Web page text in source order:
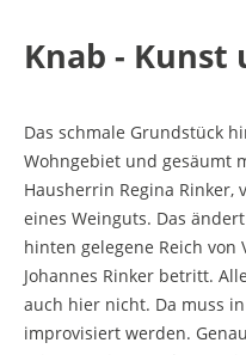
Knab - Kunst
Das schmale Grundstück
Wohngebiet und gesäumt
Hausherrin Regina
eines Weinguts. Das
hinten gelegene Reich von
Johannes Rinker betritt.
auch hier nicht. Da muss
improvisiert werden.